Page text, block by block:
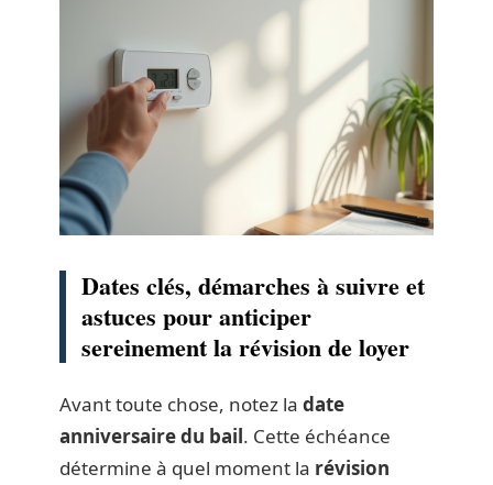
Dates clés, démarches à suivre et
astuces pour anticiper
sereinement la révision de loyer
Avant toute chose, notez la date
anniversaire du bail. Cette échéance
détermine à quel moment la révision